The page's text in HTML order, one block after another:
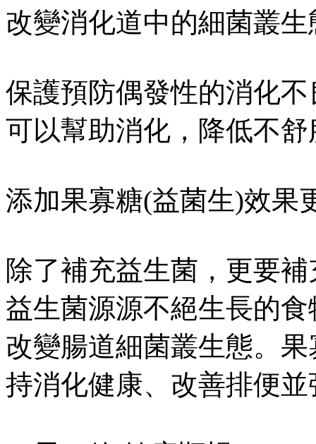
改變消化道中的細菌叢
保護預防偶發性的消化不
可以幫助消化，降低不
添加果寡糖(益菌生)效果
除了補充益生菌，更要
益生菌源源不絕生長的
改變腸道細菌叢生態。
持消化健康、改善排便